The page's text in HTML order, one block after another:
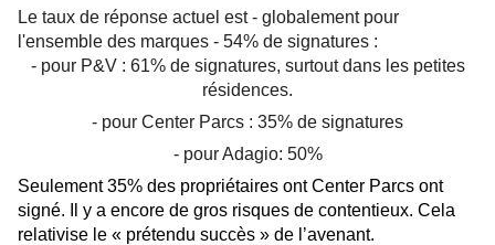
Le taux de réponse actuel est - globalement pour
l'ensemble des marques - 54% de signatures :
- pour P&V : 61% de signatures, surtout dans les petites
résidences.
- pour Center Parcs : 35% de signatures
- pour Adagio: 50%
Seulement 35% des propriétaires ont Center Parcs ont
signé. Il y a encore de gros risques de contentieux. Cela
relativise le « prétendu succès » de l’avenant.